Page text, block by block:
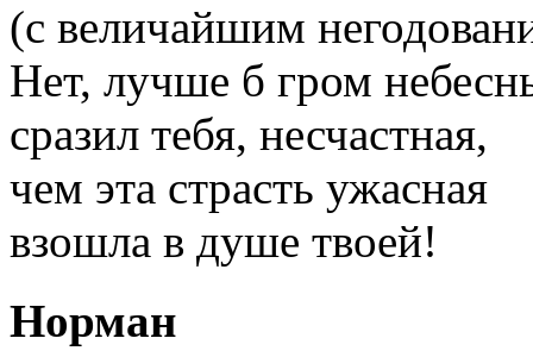
(с величайшим
Нет, лучше б гром
сразил тебя, несчастная,
чем эта страсть ужасная
взошла в душе твоей!
Норман